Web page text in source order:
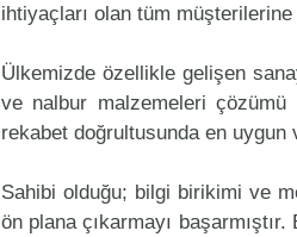
ihtiyaçları olan tüm
Ülkemizde özellikle gelişen
ve nalbur malzemeleri
rekabet doğrultusunda en uygun
Sahibi olduğu; bilgi birikimi ve
ön plana çıkarmayı